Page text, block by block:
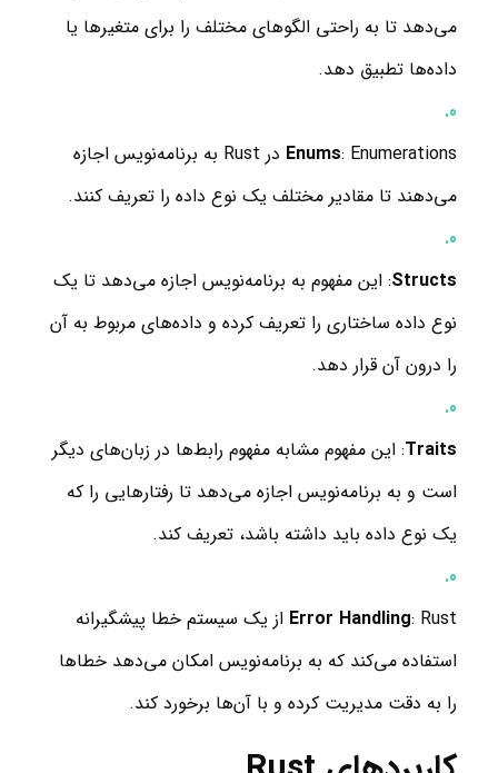
می‌دهد تا به راحتی الگوهای مختلف را برای متغیرها یا
داده‌ها تطبیق دهد.
Enums
: Enumerations در Rust به برنامه‌نویس اجازه
می‌دهند تا مقادیر مختلف یک نوع داده را تعریف کنند.
Structs: این مفهوم به برنامه‌نویس اجازه می‌دهد تا یک
نوع داده ساختاری را تعریف کرده و داده‌های مربوط به آن
را درون آن قرار دهد.
Traits: این مفهوم مشابه مفهوم رابط‌ها در زبان‌های دیگر
است و به برنامه‌نویس اجازه می‌دهد تا رفتارهایی را که
یک نوع داده باید داشته باشد، تعریف کند.
Error Handling : Rust از یک سیستم خطا پیشگیرانه
استفاده می‌کند که به برنامه‌نویس امکان می‌دهد خطاها
را به دقت مدیریت کرده و با آن‌ها برخورد کند.